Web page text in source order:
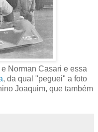
Norman Casari e essa
, da qual "peguei" a foto
Joaquim, que também